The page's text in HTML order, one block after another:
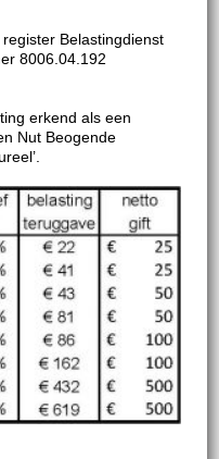
Belastingdienst
8006.04.192
erkend als een
Nut Beogende